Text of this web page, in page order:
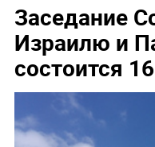
Заседание
Израилю и
состоится